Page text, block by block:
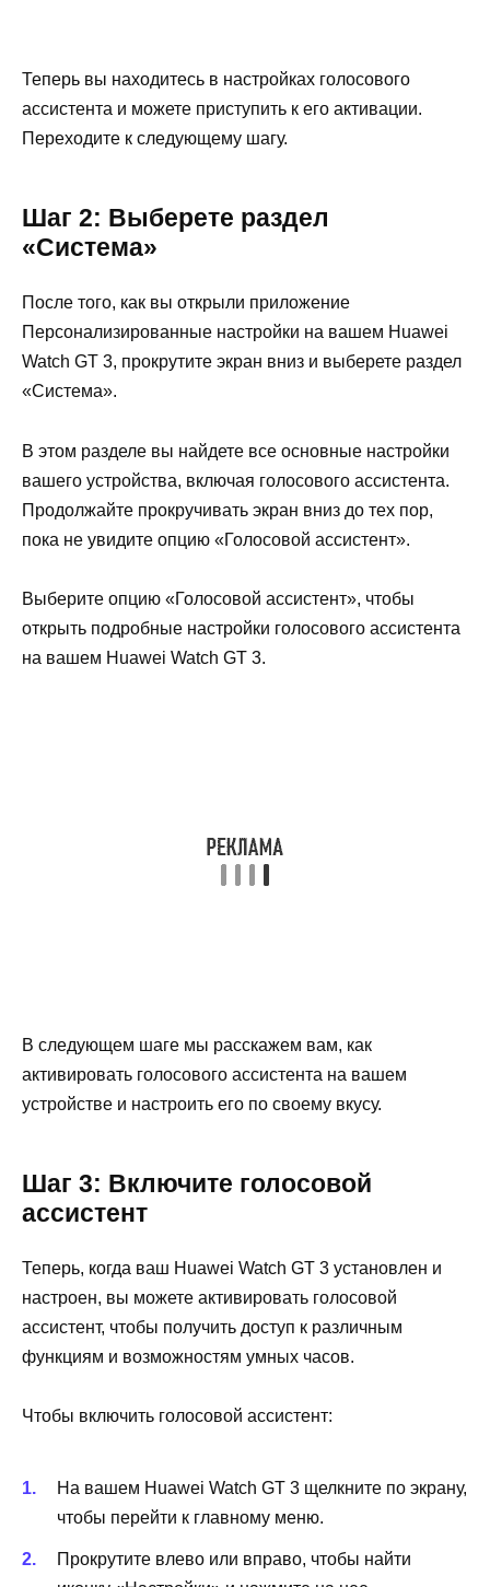
Теперь вы находитесь в настройках голосового
ассистента и можете приступить к его активации.
Переходите к следующему шагу.
Шаг 2: Выберете раздел
«Система»
После того, как вы открыли приложение
Персонализированные настройки на вашем Huawei
Watch GT 3, прокрутите экран вниз и выберете раздел
«Система».
В этом разделе вы найдете все основные настройки
вашего устройства, включая голосового ассистента.
Продолжайте прокручивать экран вниз до тех пор,
пока не увидите опцию «Голосовой ассистент».
Выберите опцию «Голосовой ассистент», чтобы
открыть подробные настройки голосового ассистента
на вашем Huawei Watch GT 3.
В следующем шаге мы расскажем вам, как
активировать голосового ассистента на вашем
устройстве и настроить его по своему вкусу.
Шаг 3: Включите голосовой
ассистент
Теперь, когда ваш Huawei Watch GT 3 установлен и
настроен, вы можете активировать голосовой
ассистент, чтобы получить доступ к различным
функциям и возможностям умных часов.
Чтобы включить голосовой ассистент:
На вашем Huawei Watch GT 3 щелкните по экрану,
чтобы перейти к главному меню.
Прокрутите влево или вправо, чтобы найти